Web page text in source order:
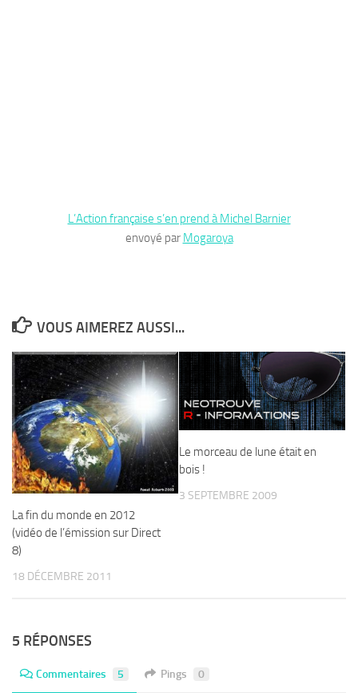
L’Action française s’en prend à Michel Barnier
envoyé par Mogaroya
VOUS AIMEREZ AUSSI...
La fin du monde en 2012
(vidéo de l’émission sur Direct
8)
18 DÉCEMBRE 2011
Le morceau de lune était en
bois !
3 SEPTEMBRE 2009
5 RÉPONSES
Commentaires 5 Pings 0